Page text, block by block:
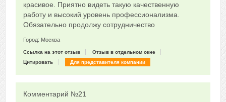
красивое. Приятно видеть такую качественную
работу и высокий уровень профессионализма.
Обязательно продолжу сотрудничество
Город: Москва
Ссылка на этот отзыв
Отзыв в отдельном окне
Цитировать
Для представителя компании
Комментарий №21